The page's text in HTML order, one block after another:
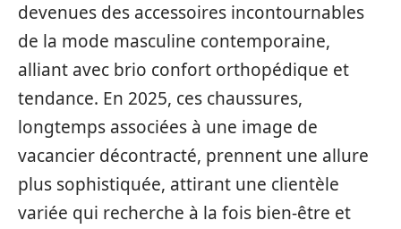
devenues des accessoires incontournables
de la mode masculine contemporaine,
alliant avec brio confort orthopédique et
tendance. En 2025, ces chaussures,
longtemps associées à une image de
vacancier décontracté, prennent une allure
plus sophistiquée, attirant une clientèle
variée qui recherche à la fois bien-être et